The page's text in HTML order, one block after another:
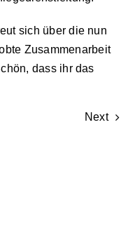
sich über die nun
Zusammenarbeit
dass ihr das
Next